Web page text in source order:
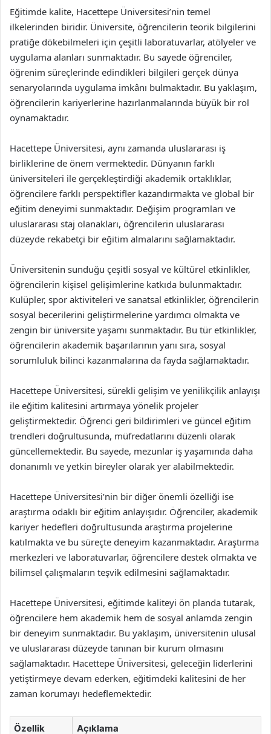
Eğitimde kalite, Hacettepe Üniversitesi’nin temel
ilkelerinden biridir. Üniversite, öğrencilerin teorik bilgilerini
pratiğe dökebilmeleri için çeşitli laboratuvarlar, atölyeler ve
uygulama alanları sunmaktadır. Bu sayede öğrenciler,
öğrenim süreçlerinde edindikleri bilgileri gerçek dünya
senaryolarında uygulama imkânı bulmaktadır. Bu yaklaşım,
öğrencilerin kariyerlerine hazırlanmalarında büyük bir rol
oynamaktadır.
Hacettepe Üniversitesi, aynı zamanda uluslararası iş
birliklerine de önem vermektedir. Dünyanın farklı
üniversiteleri ile gerçekleştirdiği akademik ortaklıklar,
öğrencilere farklı perspektifler kazandırmakta ve global bir
eğitim deneyimi sunmaktadır. Değişim programları ve
uluslararası staj olanakları, öğrencilerin uluslararası
düzeyde rekabetçi bir eğitim almalarını sağlamaktadır.
Üniversitenin sunduğu çeşitli sosyal ve kültürel etkinlikler,
öğrencilerin kişisel gelişimlerine katkıda bulunmaktadır.
Kulüpler, spor aktiviteleri ve sanatsal etkinlikler, öğrencilerin
sosyal becerilerini geliştirmelerine yardımcı olmakta ve
zengin bir üniversite yaşamı sunmaktadır. Bu tür etkinlikler,
öğrencilerin akademik başarılarının yanı sıra, sosyal
sorumluluk bilinci kazanmalarına da fayda sağlamaktadır.
Hacettepe Üniversitesi, sürekli gelişim ve yenilikçilik anlayışı
ile eğitim kalitesini artırmaya yönelik projeler
geliştirmektedir. Öğrenci geri bildirimleri ve güncel eğitim
trendleri doğrultusunda, müfredatlarını düzenli olarak
güncellemektedir. Bu sayede, mezunlar iş yaşamında daha
donanımlı ve yetkin bireyler olarak yer alabilmektedir.
Hacettepe Üniversitesi’nin bir diğer önemli özelliği ise
araştırma odaklı bir eğitim anlayışıdır. Öğrenciler, akademik
kariyer hedefleri doğrultusunda araştırma projelerine
katılmakta ve bu süreçte deneyim kazanmaktadır. Araştırma
merkezleri ve laboratuvarlar, öğrencilere destek olmakta ve
bilimsel çalışmaların teşvik edilmesini sağlamaktadır.
Hacettepe Üniversitesi, eğitimde kaliteyi ön planda tutarak,
öğrencilere hem akademik hem de sosyal anlamda zengin
bir deneyim sunmaktadır. Bu yaklaşım, üniversitenin ulusal
ve uluslararası düzeyde tanınan bir kurum olmasını
sağlamaktadır. Hacettepe Üniversitesi, geleceğin liderlerini
yetiştirmeye devam ederken, eğitimdeki kalitesini de her
zaman korumayı hedeflemektedir.
Özellik Açıklama